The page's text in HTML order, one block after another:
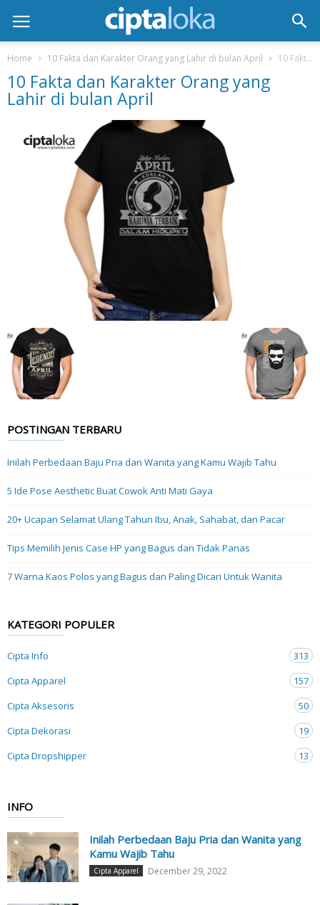
Home 10 Fakta dan Karakter Orang yang Lahir di bulan April 10 Fakta dan Karakter Orang yang Lahir di bulan April
10 Fakta dan Karakter Orang yang
Lahir di bulan April
POSTINGAN TERBARU
Inilah Perbedaan Baju Pria dan Wanita yang Kamu Wajib Tahu
5 Ide Pose Aesthetic Buat Cowok Anti Mati Gaya
20+ Ucapan Selamat Ulang Tahun Ibu, Anak, Sahabat, dan Pacar
Tips Memilih Jenis Case HP yang Bagus dan Tidak Panas
7 Warna Kaos Polos yang Bagus dan Paling Dicari Untuk Wanita
KATEGORI POPULER
Cipta Info
313
Cipta Apparel
157
Cipta Aksesoris
50
Cipta Dekorasi
19
Cipta Dropshipper
13
INFO
Inilah Perbedaan Baju Pria dan Wanita yang
Kamu Wajib Tahu
Cipta Apparel December 29, 2022